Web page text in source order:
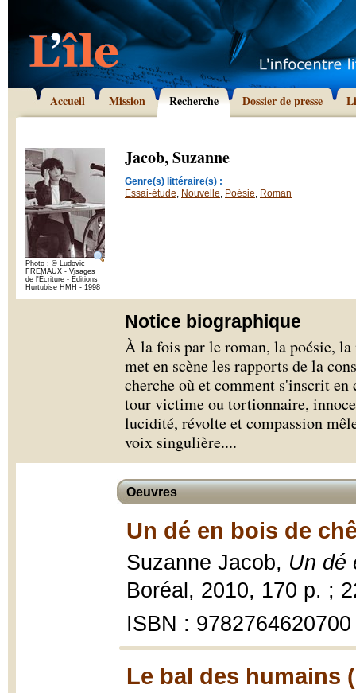
Accueil Mission Recherche Dossier de presse
Photo : © Ludovic
FREMAUX - Visages
de l'Écriture - Éditions
Hurtubise HMH - 1998
Jacob, Suzanne
Genre(s) littéraire(s) :
Essai-étude, Nouvelle, Poésie, Roman
Notice biographique
À la fois par le roman, la poésie, la
met en scène les rapports de la
cherche où et comment s'inscrit
tour victime ou tortionnaire,
lucidité, révolte et compassion
voix singulière....
Oeuvres
Un dé en bois de
Suzanne Jacob, Un dé
Boréal, 2010, 170 p. ;
ISBN : 9782764620700
Le bal des humains